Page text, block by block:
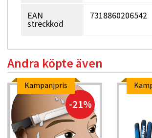
yttre fickan avvisar vatten.
EAN
streckkod
7318860206542
Andra köpte även
Kampanjpris
-21%